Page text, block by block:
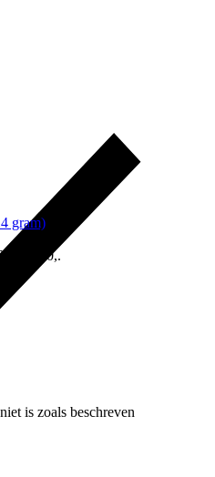
is zoals beschreven
gram)
3,20,.